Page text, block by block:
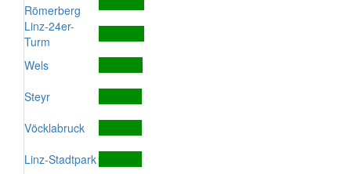
Römerberg
Linz-24er-
Turm
Wels
Steyr
Vöcklabruck
Linz-Stadtpark